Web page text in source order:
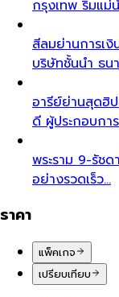
กรุงเทพ ริมแม่
สีลมย่านการเ
บริษัทชั้นนำ ธน
อารีย์ย่านสุดฮิ
ดี ผู้ประกอบกา
พระราม 9-รัชดา
อย่างรวดเร็ว…
ราคา
แพ็คเกจ
เปรียบเทียบ